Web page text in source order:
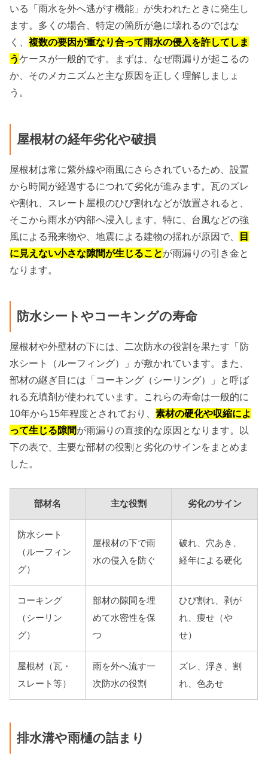
いる「雨水を外へ逃がす機能」が失われたときに発生し
ます。多くの場合、特定の箇所が急に壊れるのではな
く、複数の要因が重なり合って雨水の侵入を許してしま
うケースが一般的です。まずは、なぜ雨漏りが起こるの
か、そのメカニズムと主な原因を正しく理解しましょ
う。
屋根材の経年劣化や破損
屋根材は常に紫外線や雨風にさらされているため、設置
から時間が経過するにつれて劣化が進みます。瓦のズレ
や割れ、スレート屋根のひび割れなどが放置されると、
そこから雨水が内部へ浸入します。特に、台風などの強
風による飛来物や、地震による建物の揺れが原因で、 目
に見えない小さな隙間が生じることが雨漏りの引き金と
なります。
防水シートやコーキングの寿命
屋根材や外壁材の下には、二次防水の役割を果たす「防
水シート（ルーフィング）」が敷かれています。また、
部材の継ぎ目には「コーキング（シーリング）」と呼ば
れる充填剤が使われています。これらの寿命は一般的に
10年から15年程度とされており、素材の硬化や収縮によ
って生じる隙間が雨漏りの直接的な原因となります。以
下の表で、主要な部材の役割と劣化のサインをまとめま
した。
部材名 主な役割 劣化のサイン
防水シート
（ルーフィン
グ）
屋根材の下で雨
水の侵入を防ぐ
破れ、穴あき、
経年による硬化
コーキング
（シーリン
グ）
部材の隙間を埋
めて水密性を保
つ
ひび割れ、剥が
れ、痩せ（や
せ）
屋根材（瓦・
スレート等）
雨を外へ流す一
次防水の役割
ズレ、浮き、割
れ、色あせ
排水溝や雨樋の詰まり